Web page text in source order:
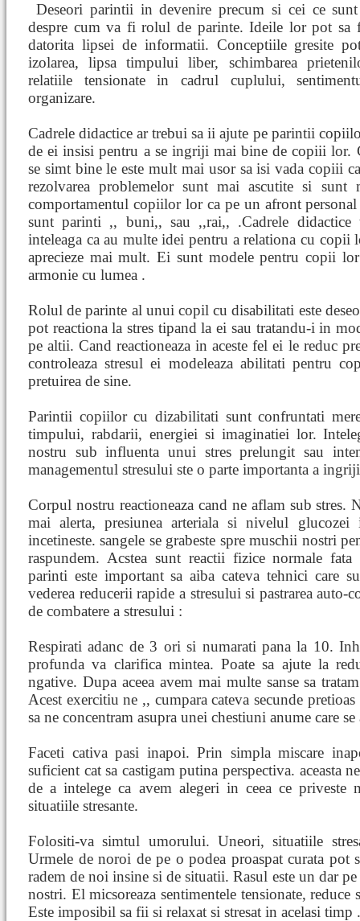
Deseori parintii in devenire precum si cei ce
despre cum va fi rolul de parinte. Ideile lor pot sa
datorita lipsei de informatii. Conceptiile gresite
izolarea, lipsa timpului liber, schimbarea
relatiile tensionate in cadrul cuplului,
organizare.
Cadrele didactice ar trebui sa ii ajute pe parintii
de ei insisi pentru a se ingriji mai bine de copiii lor.
se simt bine le este mult mai usor sa isi vada copiii
rezolvarea problemelor sunt mai ascutite si sunt
comportamentul copiilor lor ca pe un afront
sunt parinti ,, buni,, sau ,,rai,, .Cadrele didactice
inteleaga ca au multe idei pentru a relationa cu
aprecieze mai mult. Ei sunt modele pentru copii
armonie cu lumea .
Rolul de parinte al unui copil cu disabilitati este
pot reactiona la stres tipand la ei sau tratandu-i in
pe altii. Cand reactioneaza in aceste fel ei le reduc
controleaza stresul ei modeleaza abilitati pentru
pretuirea de sine.
Parintii copiilor cu dizabilitati sunt confruntati
timpului, rabdarii, energiei si imaginatiei lor.
nostru sub influenta unui stres prelungit sau
managementul stresului ste o parte importanta a
Corpul nostru reactioneaza cand ne aflam sub stres.
mai alerta, presiunea arteriala si nivelul glucozei
incetineste. sangele se grabeste spre muschii nostri
raspundem. Acstea sunt reactii fizice normale fata
parinti este important sa aiba cateva tehnici care
vederea reducerii rapide a stresului si pastrarea
de combatere a stresului :
Respirati adanc de 3 ori si numarati pana la 10.
profunda va clarifica mintea. Poate sa ajute la
ngative. Dupa aceea avem mai multe sanse sa
Acest exercitiu ne ,, cumpara cateva secunde
sa ne concentram asupra unei chestiuni anume care
Faceti cativa pasi inapoi. Prin simpla miscare
suficient cat sa castigam putina perspectiva. aceasta
de a intelege ca avem alegeri in ceea ce priveste
situatiile stresante.
Folositi-va simtul umorului. Uneori, situatiile
Urmele de noroi de pe o podea proaspat curata pot
radem de noi insine si de situatii. Rasul este un dar
nostri. El micsoreaza sentimentele tensionate, reduce
Este imposibil sa fii si relaxat si stresat in acelasi timp .